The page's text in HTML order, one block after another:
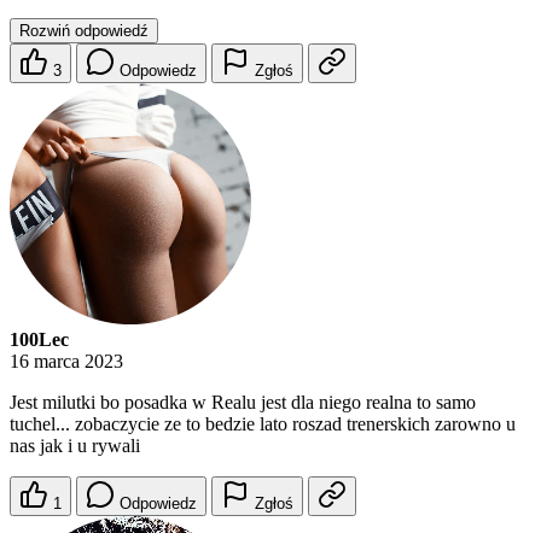
Rozwiń odpowiedź
3 Odpowiedz Zgłoś
100Lec
16 marca 2023
Jest milutki bo posadka w Realu jest dla niego realna to samo
tuchel... zobaczycie ze to bedzie lato roszad trenerskich zarowno u
nas jak i u rywali
1 Odpowiedz Zgłoś